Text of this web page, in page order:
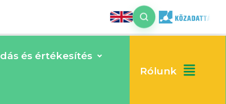
és értékesítés
Rólunk